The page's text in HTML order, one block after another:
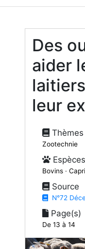
Des
aider
leur
Thèmes
Zootechnie
Espèces
Bovins ·
Source
N°72
Page(s)
De 13 à 14